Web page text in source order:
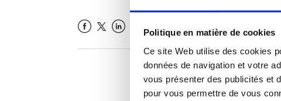
Politique en matière de cookies
Ce site Web utilise des cookies
données de navigation et votre
vous présenter des publicités et
pour vous permettre de vous
Cet article